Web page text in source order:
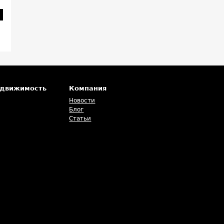
Компания
Новости
Блог
Статьи